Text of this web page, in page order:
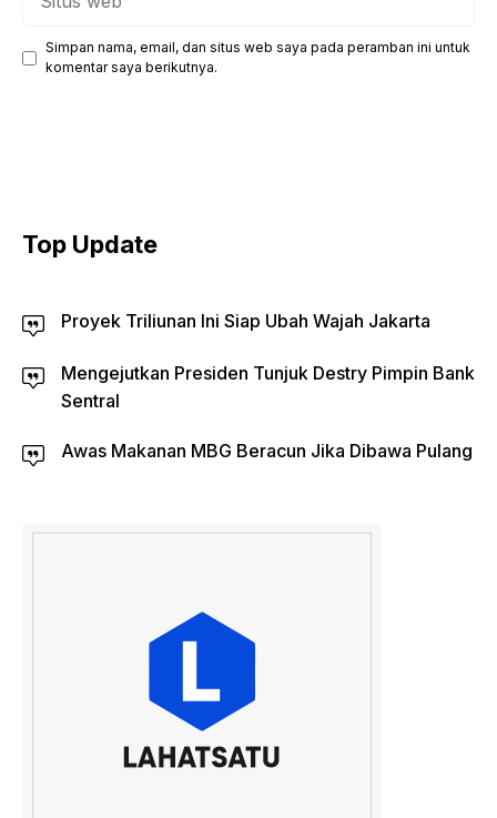
Simpan nama, email, dan situs web saya pada peramban ini untuk
komentar saya berikutnya.
Top Update
Proyek Triliunan Ini Siap Ubah Wajah Jakarta
Mengejutkan Presiden Tunjuk Destry Pimpin Bank
Sentral
Awas Makanan MBG Beracun Jika Dibawa Pulang